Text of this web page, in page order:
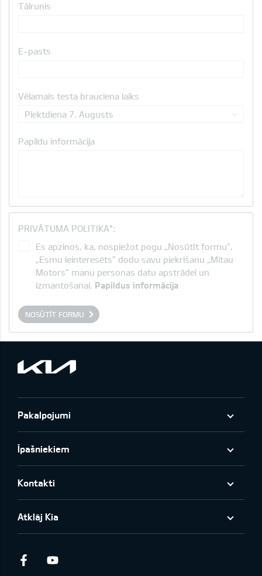
Tālrunis
E-pasts
Vēlamais testa brauciena laiks
Piektdiena 7. Augusts
Papildu informācija
PRIVĀTUMA POLITIKA*:
Es apzinos, ka, nospiežot pogu „Nosūtīt formu”,
„Esmu ieinteresēts” dodu savu piekrišanu „Mitau
Motors“ manu personas datu apstrādei un
izmantošanai. Papildus informācija
NOSŪTĪT FORMU
Pakalpojumi
Īpašniekiem
Kontakti
Atklāj Kia
Facebook